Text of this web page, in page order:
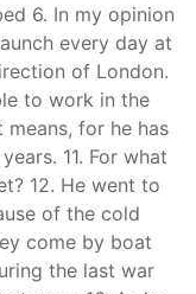
6. In my opinion
every day at
of London.
to work in the
for he has
11. For what
12. He went to
of the cold
come by boat
the last war